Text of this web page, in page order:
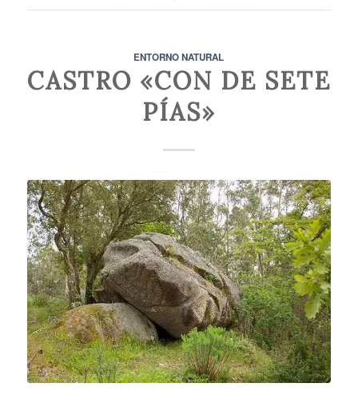
ENTORNO NATURAL
CASTRO «CON DE SETE
PÍAS»